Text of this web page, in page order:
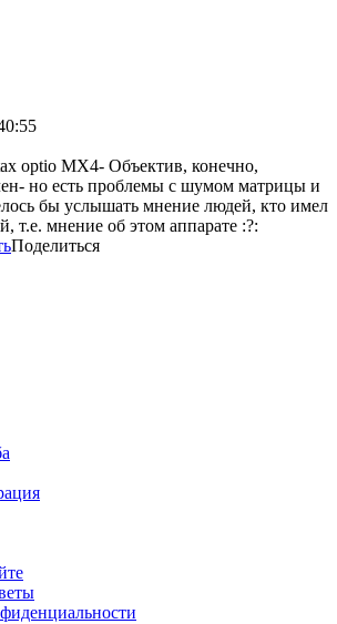
optio MX4- Объектив, конечно,
но есть проблемы с шумом матрицы и
бы услышать мнение людей, кто имел
т.е. мнение об этом аппарате :?:
Поделиться